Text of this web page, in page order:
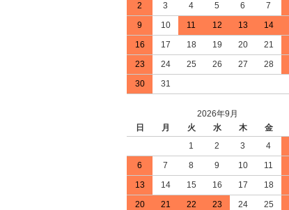
2
3 4 5 6 7
9
10 11 12 13 14
16
17 18 19 20 21
23
24 25 26 27 28
30
31
2026年9月
日
月 火 水 木 金
1
2 3 4
6
7 8 9 10 11
13
14 15 16 17 18
20
21 22 23 24 25